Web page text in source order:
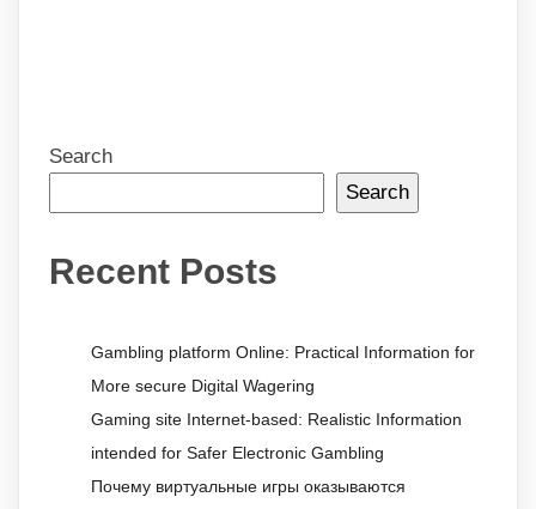
Search
Search
Recent Posts
Gambling platform Online: Practical Information for
More secure Digital Wagering
Gaming site Internet-based: Realistic Information
intended for Safer Electronic Gambling
Почему виртуальные игры оказываются